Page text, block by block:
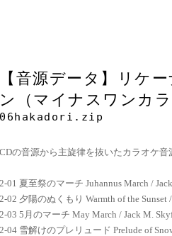
【音源データ】リケ
ン（マイナスワンカラ
06hakadori.zip
CDの音源から主旋律を抜いたカラオケ音
2-01 夏至祭のマーチ Juhannus March /
2-02 夕陽のぬくもり Warmth of the
2-03 5月のマーチ May March / Jack M.
2-04 雪解けのプレリュード Prelude of